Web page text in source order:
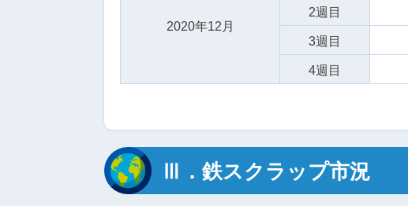
2020年12月
2週目
3週目
4週目
Ⅲ．鉄スクラップ市況